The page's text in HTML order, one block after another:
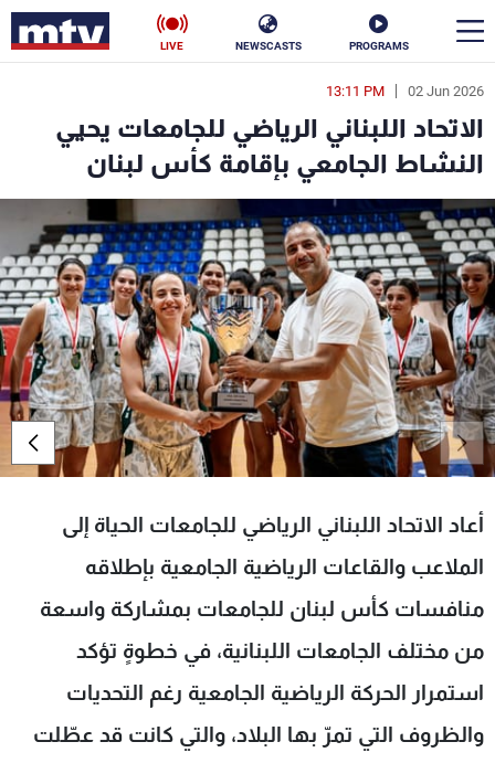
PROGRAMS
NEWSCASTS
LIVE
02 Jun 2026
13:11 PM
الاتحاد اللبناني الرياضي للجامعات يحيي
النشاط الجامعي بإقامة كأس لبنان
أعاد الاتحاد اللبناني الرياضي للجامعات الحياة إلى
الملاعب والقاعات الرياضية الجامعية بإطلاقه
منافسات كأس لبنان للجامعات بمشاركة واسعة
من مختلف الجامعات اللبنانية، في خطوةٍ تؤكد
استمرار الحركة الرياضية الجامعية رغم التحديات
والظروف التي تمرّ بها البلاد، والتي كانت قد عطّلت
en
الأخبار
سياسة ناس
إقتصاد فن
منوعات رياضة
كأس العالم
البرامج
شاهد البرامج
عن MTV
لاعلاناتكم
وظائف
تواصل معنا
شروط الإسـتخدام
سياسة الخصوصية